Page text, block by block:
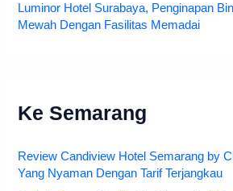
Luminor Hotel Surabaya, Penginapan
Mewah Dengan Fasilitas Memadai
Ke Semarang
Review Candiview Hotel Semarang by
Yang Nyaman Dengan Tarif Terjangkau